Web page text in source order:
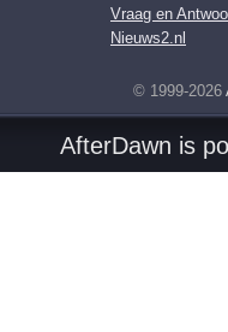
Vraag en
Nieuws2.nl
© 1999-2026
AfterDawn is